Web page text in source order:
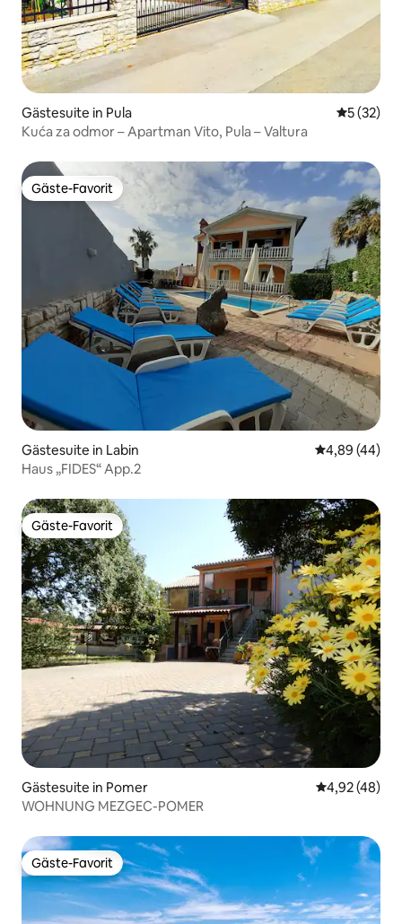
Gästesuite in Pula
5 (32)
Kuća za odmor – Apartman Vito, Pula – Valtura
Gäste-Favorit
Gäste-Favorit
Gästesuite in Labin
4,89 (44)
Haus „FIDES“ App.2
Gäste-Favorit
Gäste-Favorit
Gästesuite in Pomer
4,92 (48)
WOHNUNG MEZGEC-POMER
Gäste-Favorit
Gäste-Favorit